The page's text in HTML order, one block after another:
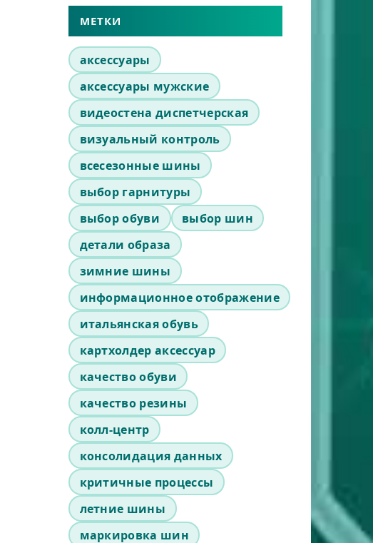
МЕТКИ
аксессуары
аксессуары мужские
видеостена диспетчерская
визуальный контроль
всесезонные шины
выбор гарнитуры
выбор обуви
выбор шин
детали образа
зимние шины
информационное отображение
итальянская обувь
картхолдер аксессуар
качество обуви
качество резины
колл-центр
консолидация данных
критичные процессы
летние шины
маркировка шин